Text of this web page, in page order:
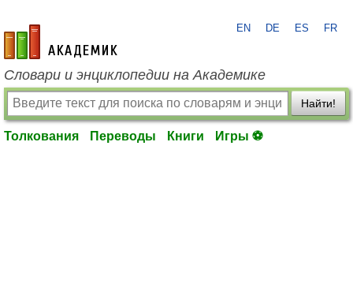
academic.ru
EN DE ES FR
Словари и энциклопедии на Академике
Найти!
Толкования Переводы Книги Игры ⚽